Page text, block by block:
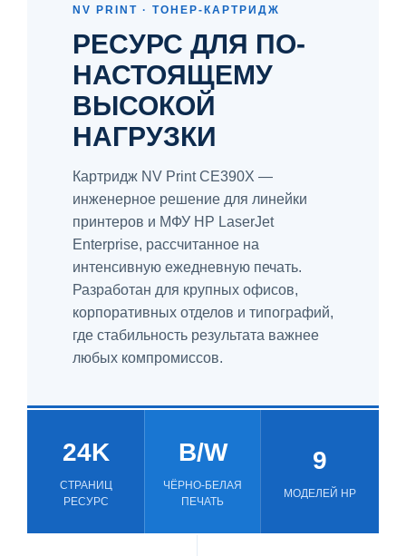
NV PRINT · ТОНЕР-КАРТРИДЖ
РЕСУРС ДЛЯ ПО-
НАСТОЯЩЕМУ
ВЫСОКОЙ
НАГРУЗКИ
Картридж NV Print CE390X —
инженерное решение для линейки
принтеров и МФУ HP LaserJet
Enterprise, рассчитанное на
интенсивную ежедневную печать.
Разработан для крупных офисов,
корпоративных отделов и типографий,
где стабильность результата важнее
любых компромиссов.
24K
СТРАНИЦ
РЕСУРС
B/W
ЧЁРНО-БЕЛАЯ
ПЕЧАТЬ
9
МОДЕЛЕЙ HP